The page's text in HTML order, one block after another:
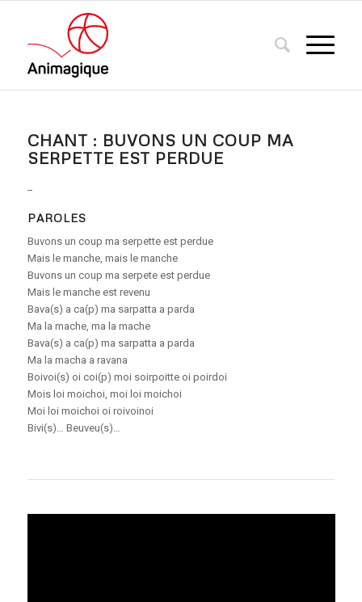
CHANT : BUVONS UN COUP MA
SERPETTE EST PERDUE
PAROLES
Buvons un coup ma serpette est perdue
Mais le manche, mais le manche
Buvons un coup ma serpete est perdue
Mais le manche est revenu
Bava(s) a ca(p) ma sarpatta a parda
Ma la mache, ma la mache
Bava(s) a ca(p) ma sarpatta a parda
Ma la macha a ravana
Boivoi(s) oi coi(p) moi soirpoitte oi poirdoi
Mois loi moichoi, moi loi moichoi
Moi loi moichoi oi roivoinoi
Bivi(s)… Beuveu(s)…